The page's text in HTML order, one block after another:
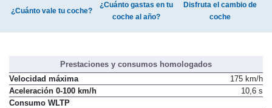
¿Cuánto vale tu coche?
¿Cuánto gastas en tu
coche al año?
Disfruta el cambio de
coche
Prestaciones y consumos homologados
Velocidad máxima
175 km/h
Aceleración 0-100 km/h
10,6 s
Consumo WLTP